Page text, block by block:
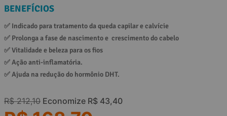
BENEFÍCIOS
✅ Indicado para tratamento da queda capilar e calvície
✅ Prolonga a fase de nascimento e  crescimento do cabelo
✅ Vitalidade e beleza para os fios
✅ Ação anti-inflamatória.
✅ Ajuda na redução do hormônio DHT.
R$ 212,10 Economize R$ 43,40